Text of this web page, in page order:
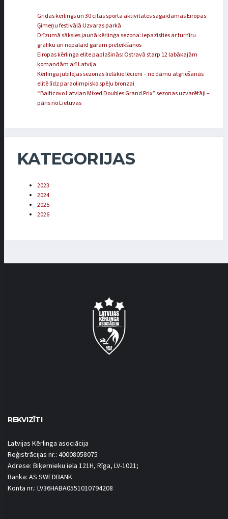
Grīdas kērlings un 30 citas sporta aktivitātes sagaidāmas Eiropas
Ģimeņu festivālā Uzvaras parkā
Drīzumā sāksies jaunā kērlinga sezona: iepazīsties ar turnīru
grafiku un nepalaid garām pieteikšanos
Eiropas kērlinga elite paplašinās: Ostravā starp 12 labākajām
komandām arī Latvija
Kērlinga jubilejas sezonas lielākie lēcieni – no dāmu atgriešanās
elitē līdz paraolimpisko spēļu bronzai
“Balticovo Latvian Mixed Doubles Grand Prix” sezonas uzvarētāji –
pāris no Lietuvas
KATEGORIJAS
2023
2024
2025
2026
REKVIZĪTI
Latvijas Kērlinga asociācija
Reģistrācijas nr.: 40008058075
Adrese: Biķernieku iela 121H, Rīga, LV-1021;
Banka: AS SWEDBANK
Konta nr.: LV36HABA0551010794208